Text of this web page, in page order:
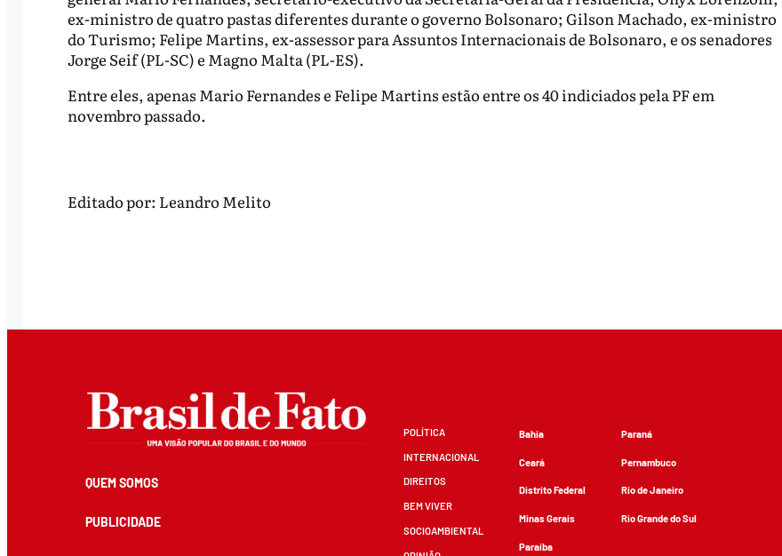
ex-ministro de quatro pastas diferentes durante o governo Bolsonaro; Gilson Machado, ex-ministro
do Turismo; Felipe Martins, ex-assessor para Assuntos Internacionais de Bolsonaro, e os senadores
Jorge Seif (PL-SC) e Magno Malta (PL-ES).
Entre eles, apenas Mario Fernandes e Felipe Martins estão entre os 40 indiciados pela PF em
novembro passado.
Editado por: Leandro Melito
QUEM SOMOS
PUBLICIDADE
POLÍTICA
INTERNACIONAL
DIREITOS
BEM VIVER
SOCIOAMBIENTAL
Bahia
Ceará
Distrito Federal
Minas Gerais
Paraíba
Paraná
Pernambuco
Rio de Janeiro
Rio Grande do Sul